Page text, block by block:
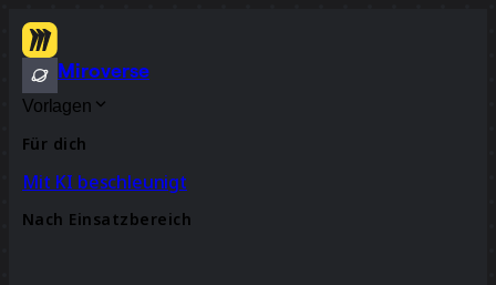
Miroverse
Vorlagen
Für dich
Mit KI beschleunigt
Nach Einsatzbereich